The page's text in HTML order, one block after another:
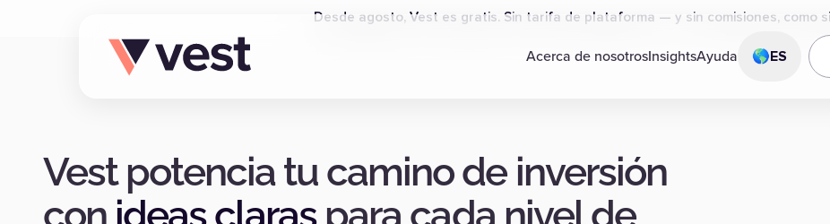
Desde agosto, Vest es gratis. Sin tarifa de plataforma — y sin comisiones, como
Acerca de nosotrosInsightsAyuda 🌎 ES
Vest potencia tu camino de inversión
con ideas claraspara cada nivel de